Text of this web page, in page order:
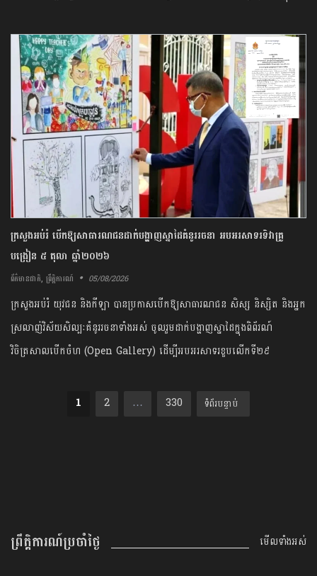
ក្រសួងអប់រំ បើកឱ្យសាធារណជនដាក់បង្ហាញស្នាដៃគំនូររចនា អបអរសាទរទិវាគ្រូ
បង្រៀន ៥ តុលា ឆ្នាំ២០២៦
ព័ត៌មានជាតិ, ព្រឹត្តិការណ៍ 05/08/2026
​ក្រសួង​អប់រំ ​យុវជន​ និង​កីឡា​ ​បាន​ប្រកាស​បើក​ឱ្យ​សាធារណជន ​សិស្ស​ និស្សិត​ ​និង​អ្នក
ស្រលាញ់​វិស័យ​សិល្បៈ​គំនូរ​រចនា​ទាំងអស់​ ចូលរួម​ដាក់​បង្ហាញ​ស្នាដៃ​ក្នុង​ពិព័រណ៍​
វិចិត្រសាល​បើកចំហ ​(​Open​ ​Gallery​) ​ដើម្បី​អបអរសាទរ​ខួប​លើក​ទី​២៩​
Posts pagination
1 2 … 330 ទំព័របន្ទាប់
ព្រឹត្តិការណ៍ប្រចាំថ្ងៃ មើលទាំងអស់